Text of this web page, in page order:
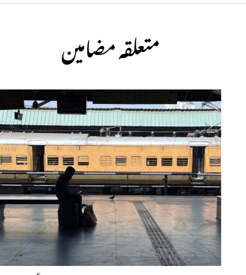
متعلقہ مضامین